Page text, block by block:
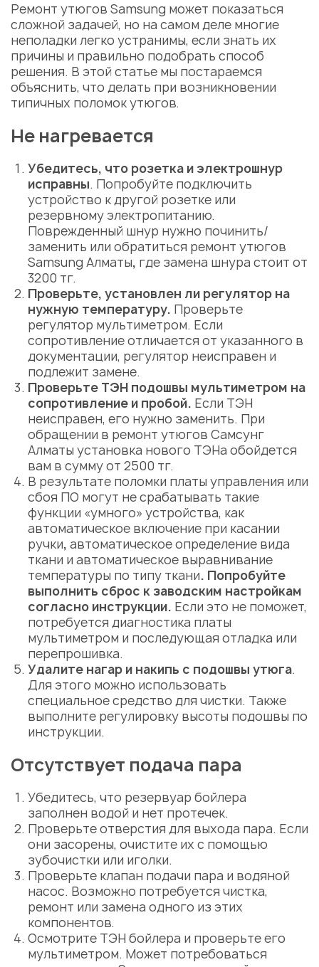
Ремонт утюгов Samsung может показаться
сложной задачей, но на самом деле многие
неполадки легко устранимы, если знать их
причины и правильно подобрать способ
решения. В этой статье мы постараемся
объяснить, что делать при возникновении
типичных поломок утюгов.
Не нагревается
Убедитесь, что розетка и электрошнур
исправны. Попробуйте подключить
устройство к другой розетке или
резервному электропитанию.
Поврежденный шнур нужно починить/
заменить или обратиться ремонт утюгов
Samsung Алматы, где замена шнура стоит от
3200 тг.
Проверьте, установлен ли регулятор на
нужную температуру. Проверьте
регулятор мультиметром. Если
сопротивление отличается от указанного в
документации, регулятор неисправен и
подлежит замене.
Проверьте ТЭН подошвы мультиметром на
сопротивление и пробой. Если ТЭН
неисправен, его нужно заменить. При
обращении в ремонт утюгов Самсунг
Алматы установка нового ТЭНа обойдется
вам в сумму от 2500 тг.
В результате поломки платы управления или
сбоя ПО могут не срабатывать такие
функции «умного» устройства, как
автоматическое включение при касании
ручки, автоматическоеопределение вида
ткани и автоматическое выравнивание
температуры по типу ткани. Попробуйте
выполнить сброс к заводским настройкам
согласно инструкции. Если это не поможет,
потребуется диагностика платы
мультиметром и последующая отладка или
перепрошивка.
Удалите нагар и накипь с подошвы утюга.
Для этого можно использовать
специальное средство для чистки. Также
выполните регулировку высоты подошвы по
инструкции.
Отсутствует подача пара
Убедитесь, что резервуар бойлера
заполнен водой и нет протечек.
Проверьте отверстия для выхода пара. Если
они засорены, очистите их с помощью
зубочистки или иголки.
Проверьте клапан подачи пара и водяной
насос. Возможно потребуется чистка,
ремонт или замена одного из этих
компонентов.
Осмотрите ТЭН бойлера и проверьте его
мультиметром. Может потребоваться